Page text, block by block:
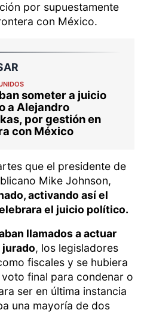
por supuestamente
con México.
someter a juicio
a Alejandro
por gestión en
con México
que el presidente de
Mike Johnson,
activando así el
el juicio político.
llamados a actuar
jurado, los legisladores
fiscales y se hubiera
final para condenar o
ser en última instancia
una mayoría de dos